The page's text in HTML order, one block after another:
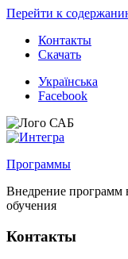
Перейти к
Контакты
Скачать
Українська
Facebook
Программы
Внедрение программ
обучения
Контакты